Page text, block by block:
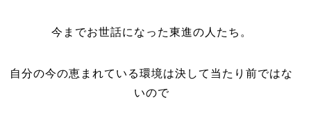
今までお世話になった東進の人たち。
自分の今の恵まれている環境は決して当たり前ではな
いので